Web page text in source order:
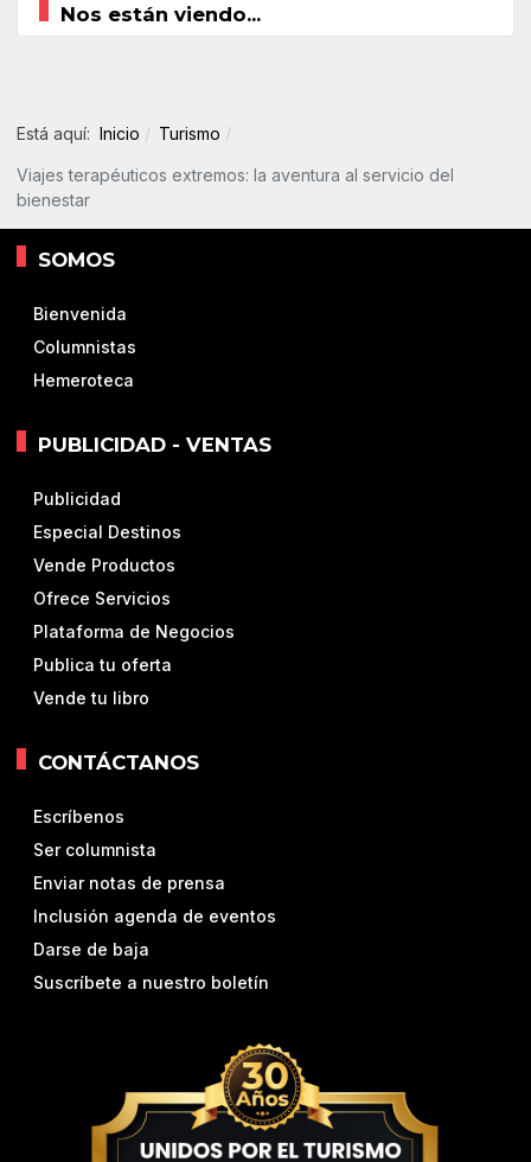
Nos están viendo...
Está aquí: Inicio Turismo
Viajes terapéuticos extremos: la aventura al servicio del
bienestar
SOMOS
Bienvenida
Columnistas
Hemeroteca
PUBLICIDAD - VENTAS
Publicidad
Especial Destinos
Vende Productos
Ofrece Servicios
Plataforma de Negocios
Publica tu oferta
Vende tu libro
CONTÁCTANOS
Escríbenos
Ser columnista
Enviar notas de prensa
Inclusión agenda de eventos
Darse de baja
Suscríbete a nuestro boletín